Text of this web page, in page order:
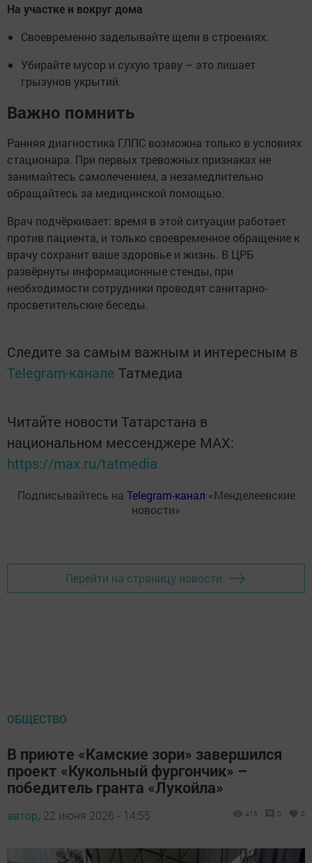
На участке и вокруг дома
Своевременно заделывайте щели в строениях.
Убирайте мусор и сухую траву – это лишает
грызунов укрытий.
Важно помнить
Ранняя диагностика ГЛПС возможна только в условиях
стационара. При первых тревожных признаках не
занимайтесь самолечением, а незамедлительно
обращайтесь за медицинской помощью.
Врач подчёркивает: время в этой ситуации работает
против пациента, и только своевременное обращение к
врачу сохранит ваше здоровье и жизнь. В ЦРБ
развёрнуты информационные стенды, при
необходимости сотрудники проводят санитарно-
просветительские беседы.
Следите за самым важным и интересным в
Telegram-канале Татмедиа
Читайте новости Татарстана в
национальном мессенджере MАХ:
https://max.ru/tatmedia
Подписывайтесь на Telegram-канал «Менделеевские
новости»
Перейти на страницу новости
ОБЩЕСТВО
В приюте «Камские зори» завершился
проект «Кукольный фургончик» –
победитель гранта «Лукойла»
автор, 22 июня 2026 - 14:55 415 0 0